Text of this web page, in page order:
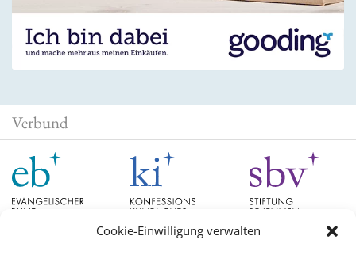
Cookie-Einwilligung verwalten
Verbund